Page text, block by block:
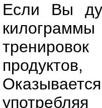
Если Вы